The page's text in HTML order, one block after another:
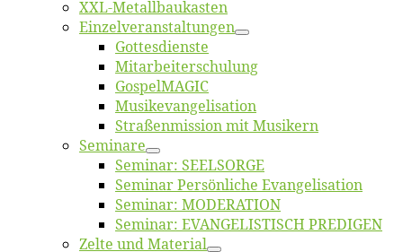
XXL-Me­­tal­l­­bau­­kas­­ten
Einzelver­an­stal­tungen
Got­tes­diens­te
Mitarbeiter­schulung
Gos­pel­MA­GIC
Musikevan­ge­li­sa­tion
Straßenmis­sion mit Musikern
Se­mi­na­re
Se­mi­nar: SEELSORGE
Se­mi­nar Per­sön­li­che Evangelisation
Se­mi­nar: MODERATION
Se­mi­nar: EVANGELISTISCH PREDIGEN
Zel­te und Material